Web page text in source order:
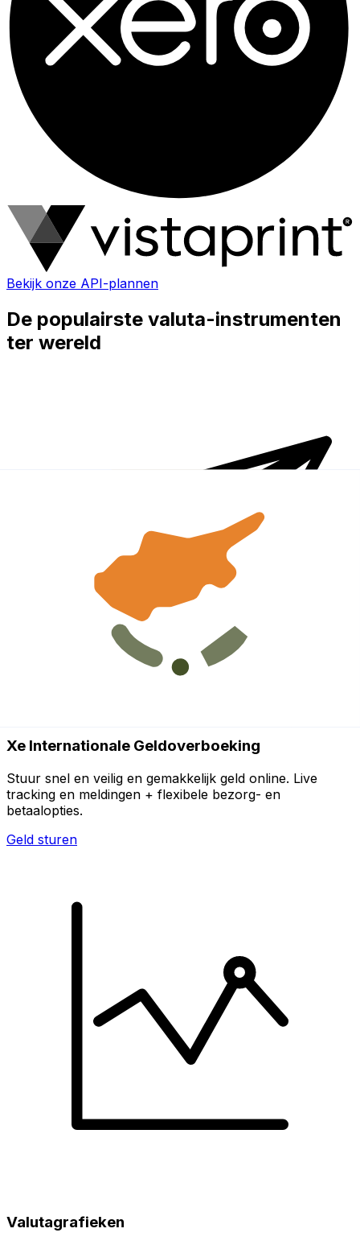
Bekijk onze API-plannen
De populairste valuta-instrumenten
ter wereld
Xe Internationale Geldoverboeking
Stuur snel en veilig en gemakkelijk geld online. Live
tracking en meldingen + flexibele bezorg- en
betaalopties.
Geld sturen
Valutagrafieken